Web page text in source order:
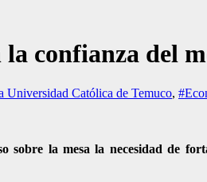
confianza del
Universidad Católica de Temuco,
sobre la mesa la necesidad de